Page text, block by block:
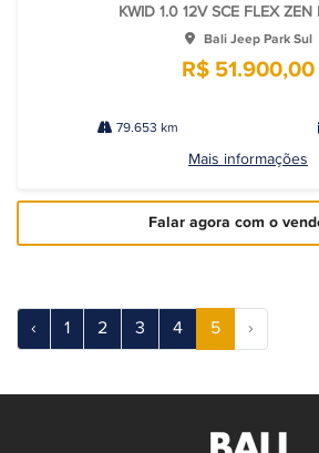
KWID 1.0 12V SCE FLEX
Bali Jeep Park Sul
R$ 51.900,00
79.653 km
Mais informações
Falar agora com o
‹ 1 2 3 4 5 ›